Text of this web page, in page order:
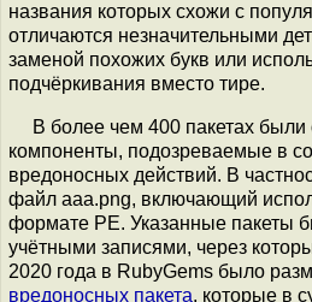
названия которых схожи с
отличаются незначительными
заменой похожих букв или
подчёркивания вместо тире.
В более чем 400 пакетах
компоненты, подозреваемые в
вредоносных действий. В
файл aaa.png, включающий
формате PE. Указанные пакеты
учётными записями, через
2020 года в RubyGems было
вредоносных пакета, которые в